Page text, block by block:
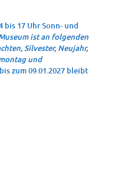
bis 17 Uhr Sonn- und
ist an folgenden
Silvester, Neujahr,
und
zum 09.01.2027 bleibt